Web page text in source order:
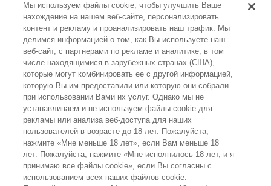
• Камера.
• Бинокль.
Номер артикула : 5639
Мы используем файлы cookie, чтобы улучшить Ваше
нахождение на нашем веб-сайте, персонализировать
контент и рекламу и проанализировать наш трафик. Мы
делимся информацией о том, как Вы используете наш
веб-сайт, с партнерами по рекламе и аналитике, в том
числе находящимися в зарубежных странах (США),
которые могут комбинировать ее с другой информацией,
которую Вы им предоставили или которую они собрали
при использовании Вами их услуг. Однако мы не
устанавливаем и не используем файлы cookie для
рекламы или анализа веб-доступа для наших
пользователей в возрасте до 18 лет. Пожалуйста,
нажмите «Мне меньше 18 лет», если Вам меньше 18
лет. Пожалуйста, нажмите «Мне исполнилось 18 лет, и я
принимаю все файлы cookie», если Вы согласны с
использованием всех наших файлов cookie.